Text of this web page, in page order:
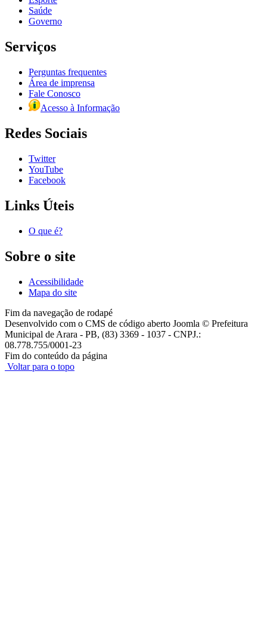
Saúde
Governo
Serviços
Perguntas frequentes
Área de imprensa
Fale Conosco
Acesso à Informação
Redes Sociais
Twitter
YouTube
Facebook
Links Úteis
O que é?
Sobre o site
Acessibilidade
Mapa do site
Fim da navegação de rodapé
Desenvolvido com o CMS de código aberto Joomla © Prefeitura
Municipal de Arara - PB, (83) 3369 - 1037 - CNPJ.:
08.778.755/0001-23
Fim do conteúdo da página
Voltar para o topo